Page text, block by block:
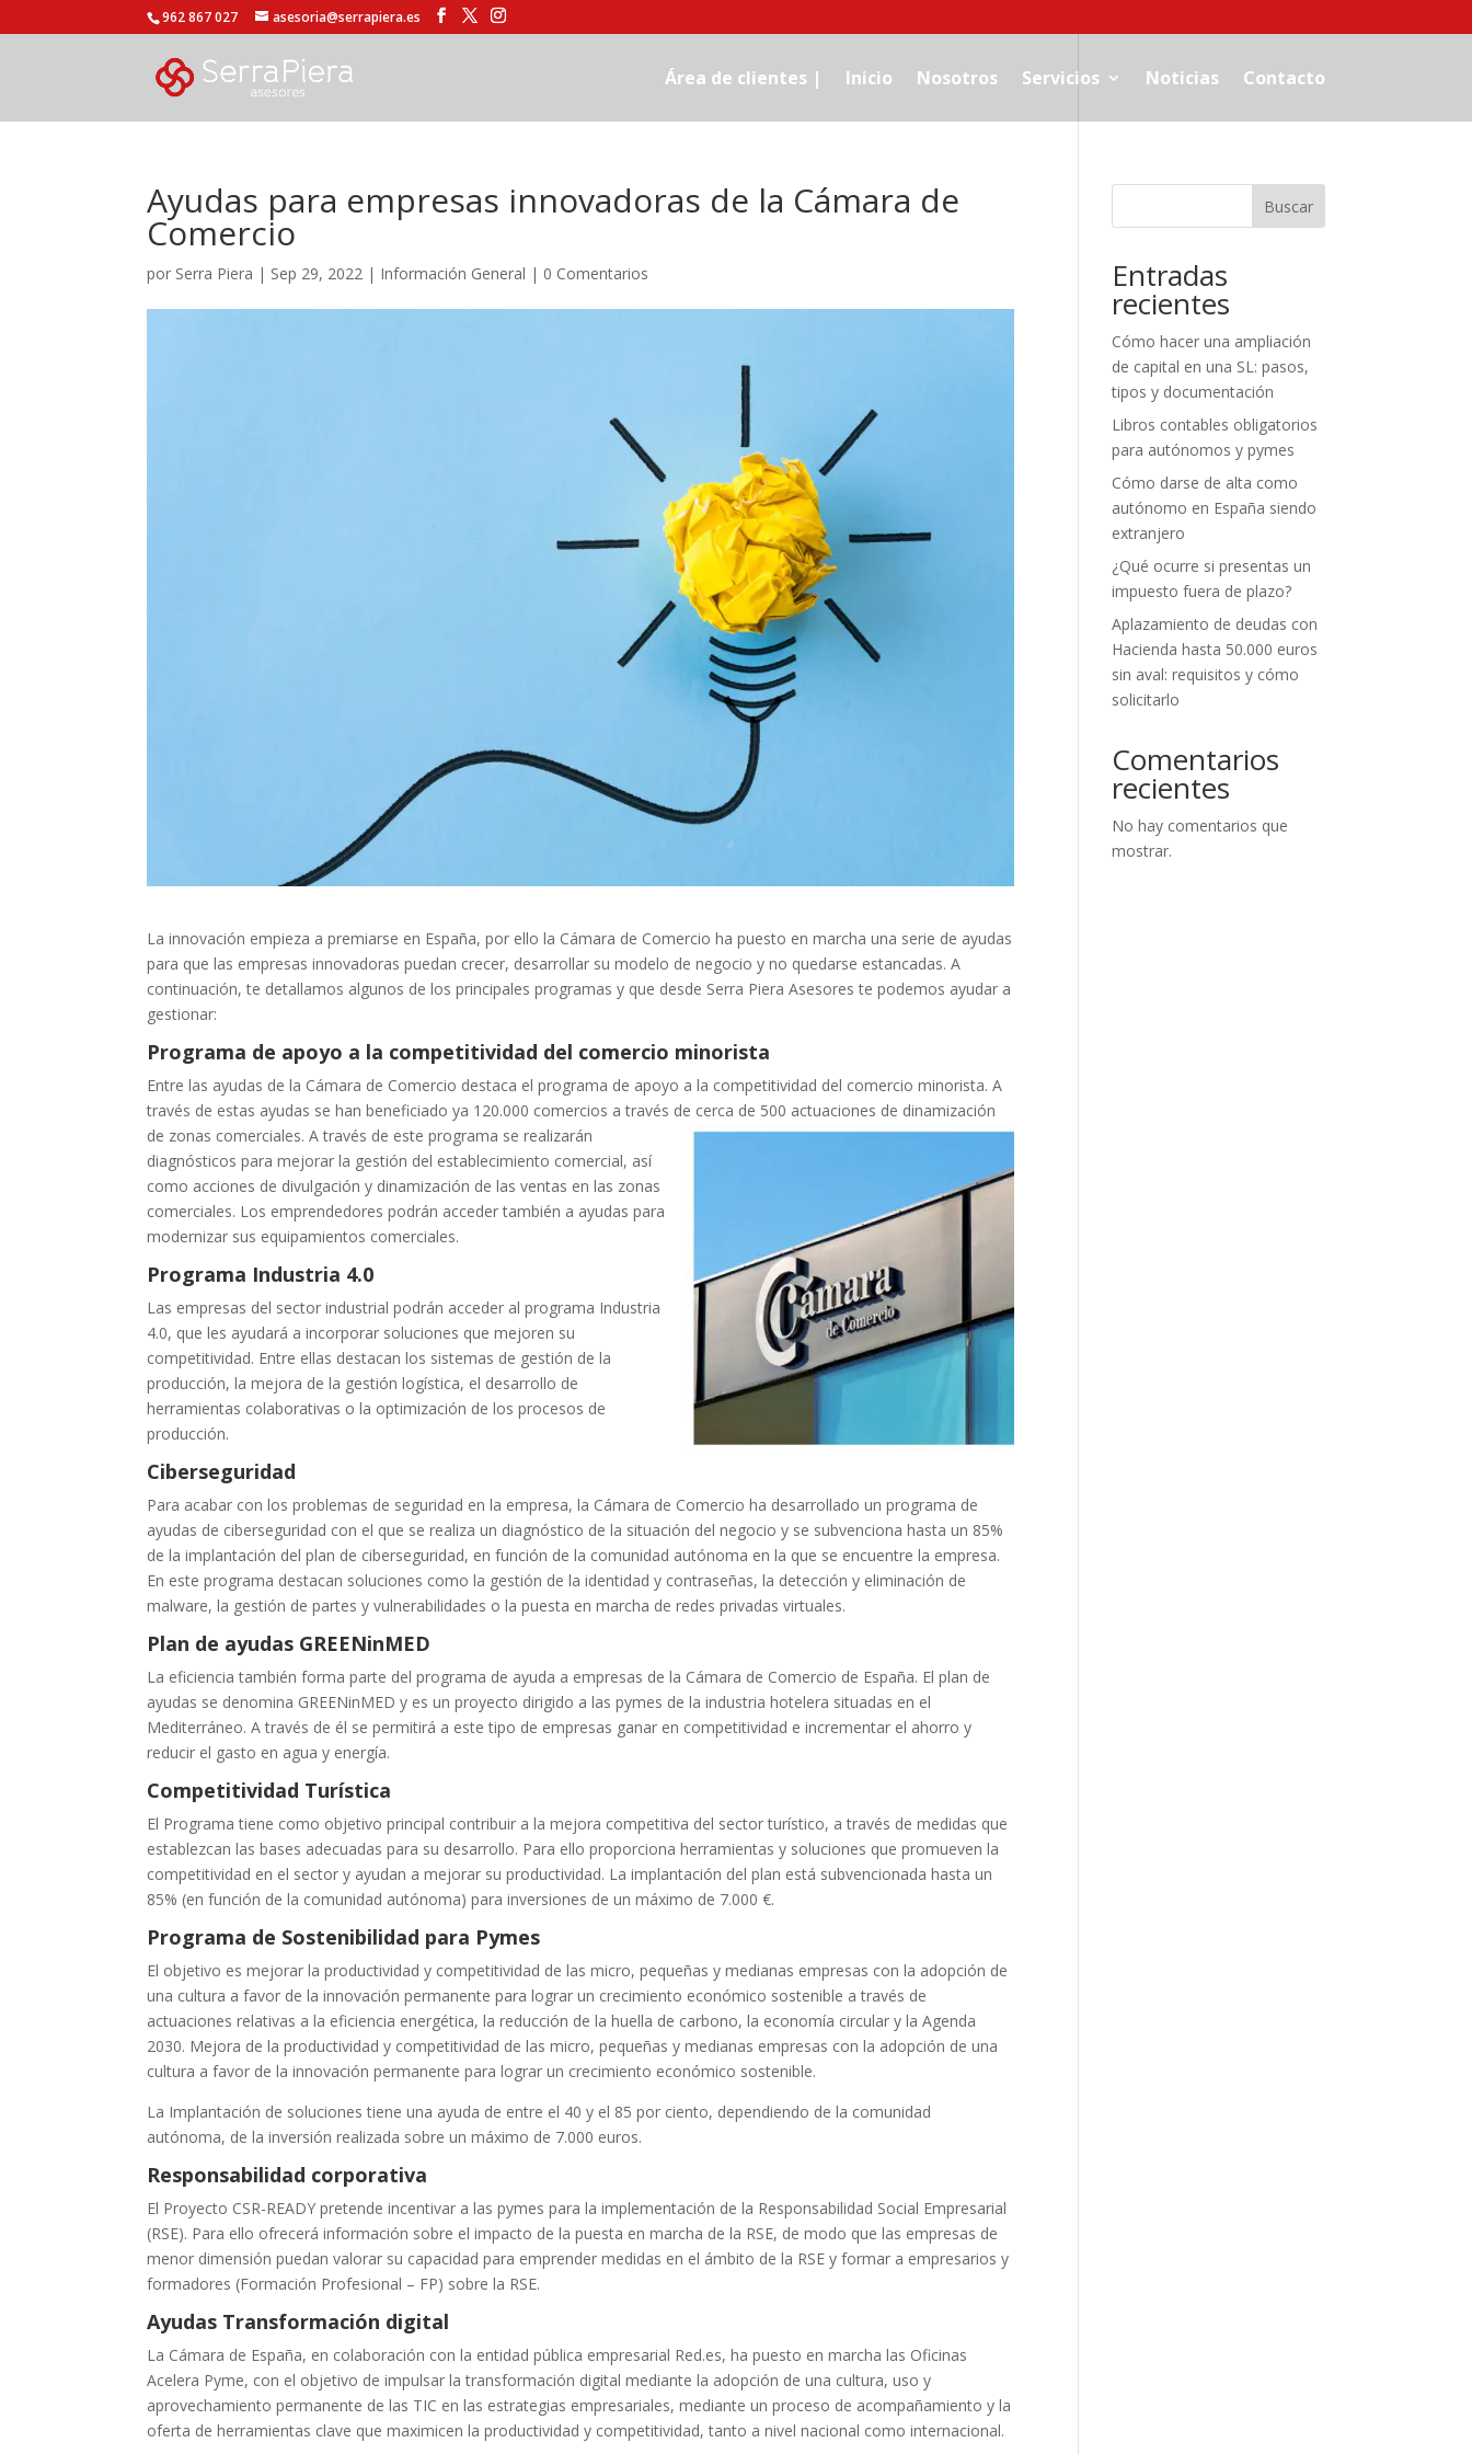
962 867 027 asesoria@serrapiera.es
Área de clientes | Inicio Nosotros Servicios Noticias Contacto
Ayudas para empresas innovadoras de la Cámara de
Comercio
por Serra Piera | Sep 29, 2022 | Información General | 0 Comentarios
La innovación empieza a premiarse en España, por ello la Cámara de Comercio ha puesto en marcha una serie de ayudas
para que las empresas innovadoras puedan crecer, desarrollar su modelo de negocio y no quedarse estancadas. A
continuación, te detallamos algunos de los principales programas y que desde Serra Piera Asesores te podemos ayudar a
gestionar:
Programa de apoyo a la competitividad del comercio minorista
Entre las ayudas de la Cámara de Comercio destaca el programa de apoyo a la competitividad del comercio minorista. A
través de estas ayudas se han beneficiado ya 120.000 comercios a través de cerca de 500 actuaciones de dinamización
de zonas comerciales. A través de este programa se realizarán
diagnósticos para mejorar la gestión del establecimiento comercial, así
como acciones de divulgación y dinamización de las ventas en las zonas
comerciales. Los emprendedores podrán acceder también a ayudas para
modernizar sus equipamientos comerciales.
Programa Industria 4.0
Las empresas del sector industrial podrán acceder al programa Industria
4.0, que les ayudará a incorporar soluciones que mejoren su
competitividad. Entre ellas destacan los sistemas de gestión de la
producción, la mejora de la gestión logística, el desarrollo de
herramientas colaborativas o la optimización de los procesos de
producción.
Ciberseguridad
Para acabar con los problemas de seguridad en la empresa, la Cámara de Comercio ha desarrollado un programa de
ayudas de ciberseguridad con el que se realiza un diagnóstico de la situación del negocio y se subvenciona hasta un 85%
de la implantación del plan de ciberseguridad, en función de la comunidad autónoma en la que se encuentre la empresa.
En este programa destacan soluciones como la gestión de la identidad y contraseñas, la detección y eliminación de
malware, la gestión de partes y vulnerabilidades o la puesta en marcha de redes privadas virtuales.
Plan de ayudas GREENinMED
La eficiencia también forma parte del programa de ayuda a empresas de la Cámara de Comercio de España. El plan de
ayudas se denomina GREENinMED y es un proyecto dirigido a las pymes de la industria hotelera situadas en el
Mediterráneo. A través de él se permitirá a este tipo de empresas ganar en competitividad e incrementar el ahorro y
reducir el gasto en agua y energía.
Competitividad Turística
El Programa tiene como objetivo principal contribuir a la mejora competitiva del sector turístico, a través de medidas que
establezcan las bases adecuadas para su desarrollo. Para ello proporciona herramientas y soluciones que promueven la
competitividad en el sector y ayudan a mejorar su productividad. La implantación del plan está subvencionada hasta un
85% (en función de la comunidad autónoma) para inversiones de un máximo de 7.000 €.
Programa de Sostenibilidad para Pymes
El objetivo es mejorar la productividad y competitividad de las micro, pequeñas y medianas empresas con la adopción de
una cultura a favor de la innovación permanente para lograr un crecimiento económico sostenible a través de
actuaciones relativas a la eficiencia energética, la reducción de la huella de carbono, la economía circular y la Agenda
2030. Mejora de la productividad y competitividad de las micro, pequeñas y medianas empresas con la adopción de una
cultura a favor de la innovación permanente para lograr un crecimiento económico sostenible.
La Implantación de soluciones tiene una ayuda de entre el 40 y el 85 por ciento, dependiendo de la comunidad
autónoma, de la inversión realizada sobre un máximo de 7.000 euros.
Responsabilidad corporativa
El Proyecto CSR-READY pretende incentivar a las pymes para la implementación de la Responsabilidad Social Empresarial
(RSE). Para ello ofrecerá información sobre el impacto de la puesta en marcha de la RSE, de modo que las empresas de
menor dimensión puedan valorar su capacidad para emprender medidas en el ámbito de la RSE y formar a empresarios y
formadores (Formación Profesional – FP) sobre la RSE.
Ayudas Transformación digital
La Cámara de España, en colaboración con la entidad pública empresarial Red.es, ha puesto en marcha las Oficinas
Acelera Pyme, con el objetivo de impulsar la transformación digital mediante la adopción de una cultura, uso y
aprovechamiento permanente de las TIC en las estrategias empresariales, mediante un proceso de acompañamiento y la
oferta de herramientas clave que maximicen la productividad y competitividad, tanto a nivel nacional como internacional.
Buscar
Entradas
recientes
Cómo hacer una ampliación
de capital en una SL: pasos,
tipos y documentación
Libros contables obligatorios
para autónomos y pymes
Cómo darse de alta como
autónomo en España siendo
extranjero
¿Qué ocurre si presentas un
impuesto fuera de plazo?
Aplazamiento de deudas con
Hacienda hasta 50.000 euros
sin aval: requisitos y cómo
solicitarlo
Comentarios
recientes
No hay comentarios que
mostrar.